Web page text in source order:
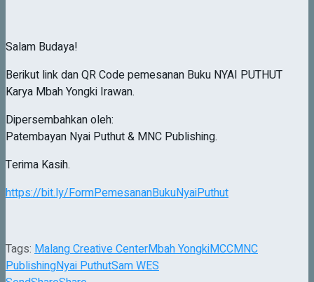
Salam Budaya!
Berikut link dan QR Code pemesanan Buku NYAI PUTHUT
Karya Mbah Yongki Irawan.
Dipersembahkan oleh:
Patembayan Nyai Puthut & MNC Publishing.
Terima Kasih.
https://bit.ly/FormPemesananBukuNyaiPuthut
Tags: Malang Creative CenterMbah YongkiMCCMNC
PublishingNyai PuthutSam WES